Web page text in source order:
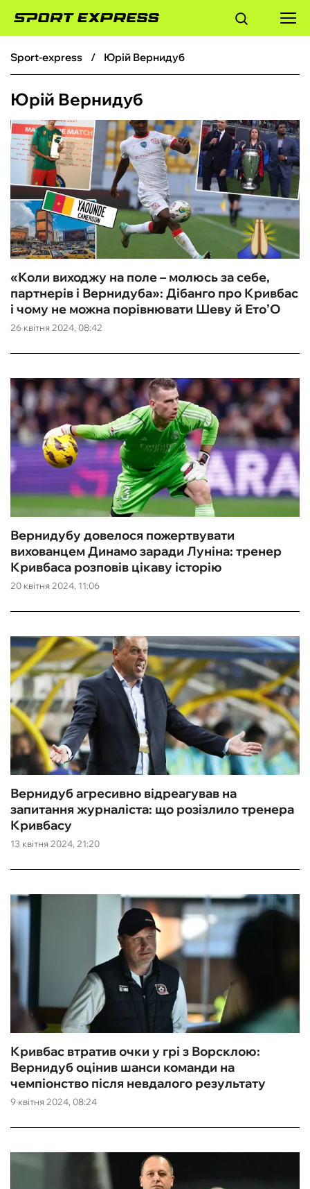
ФУТБОЛ
БАСКЕТБОЛ
БОКС
ХОКЕЙ
ТЕНІС
КІБЕРСПОРТ
ЧС-2026
ІНШІ
БУКМЕКЕРИ
sport-express Юрій Вернидуб
Юрій Вернидуб
26 квітня 2024, 08:42
«Коли виходжу на поле – молюсь за себе,
партнерів і Вернидуба»: Дібанго про Кривбас
і чому не можна порівнювати Шеву й Ето’О
20 квітня 2024, 11:06
Вернидубу довелося пожертвувати
вихованцем Динамо заради Луніна: тренер
Кривбаса розповів цікаву історію
13 квітня 2024, 21:20
Вернидуб агресивно відреагував на
запитання журналіста: що розізлило тренера
Кривбасу
9 квітня 2024, 08:24
Кривбас втратив очки у грі з Ворсклою:
Вернидуб оцінив шанси команди на
чемпіонство після невдалого результату